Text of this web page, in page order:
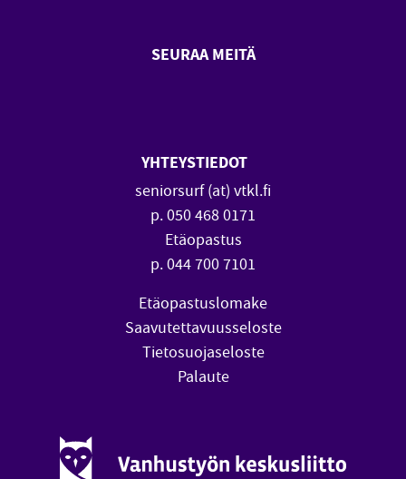
SEURAA MEITÄ
YHTEYSTIEDOT
seniorsurf (at) vtkl.fi
p. 050 468 0171
Etäopastus
p. 044 700 7101
Etäopastuslomake
Saavutettavuusseloste
Tietosuojaseloste
Palaute